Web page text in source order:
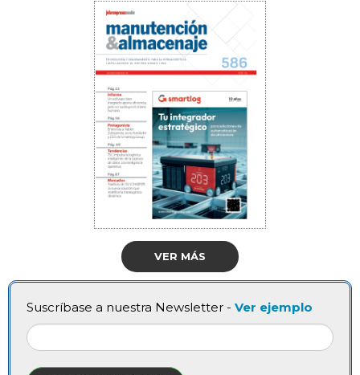
VER MÁS
Suscríbase a nuestra Newsletter - Ver ejemplo